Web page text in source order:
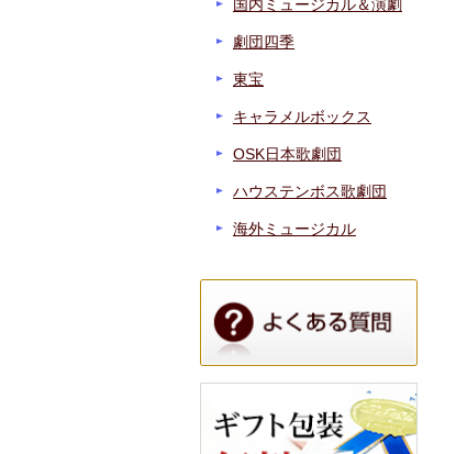
国内ミュージカル＆演劇
劇団四季
東宝
キャラメルボックス
OSK日本歌劇団
ハウステンボス歌劇団
海外ミュージカル